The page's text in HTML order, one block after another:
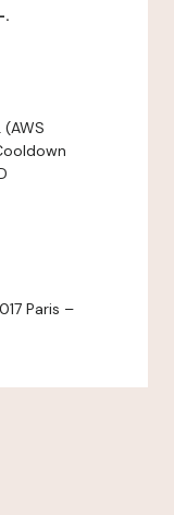
.
(AWS
Paris –